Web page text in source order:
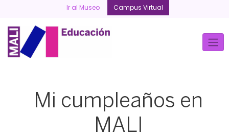
content
Ir al Museo Campus Virtual
Mi cumpleaños en
MALI